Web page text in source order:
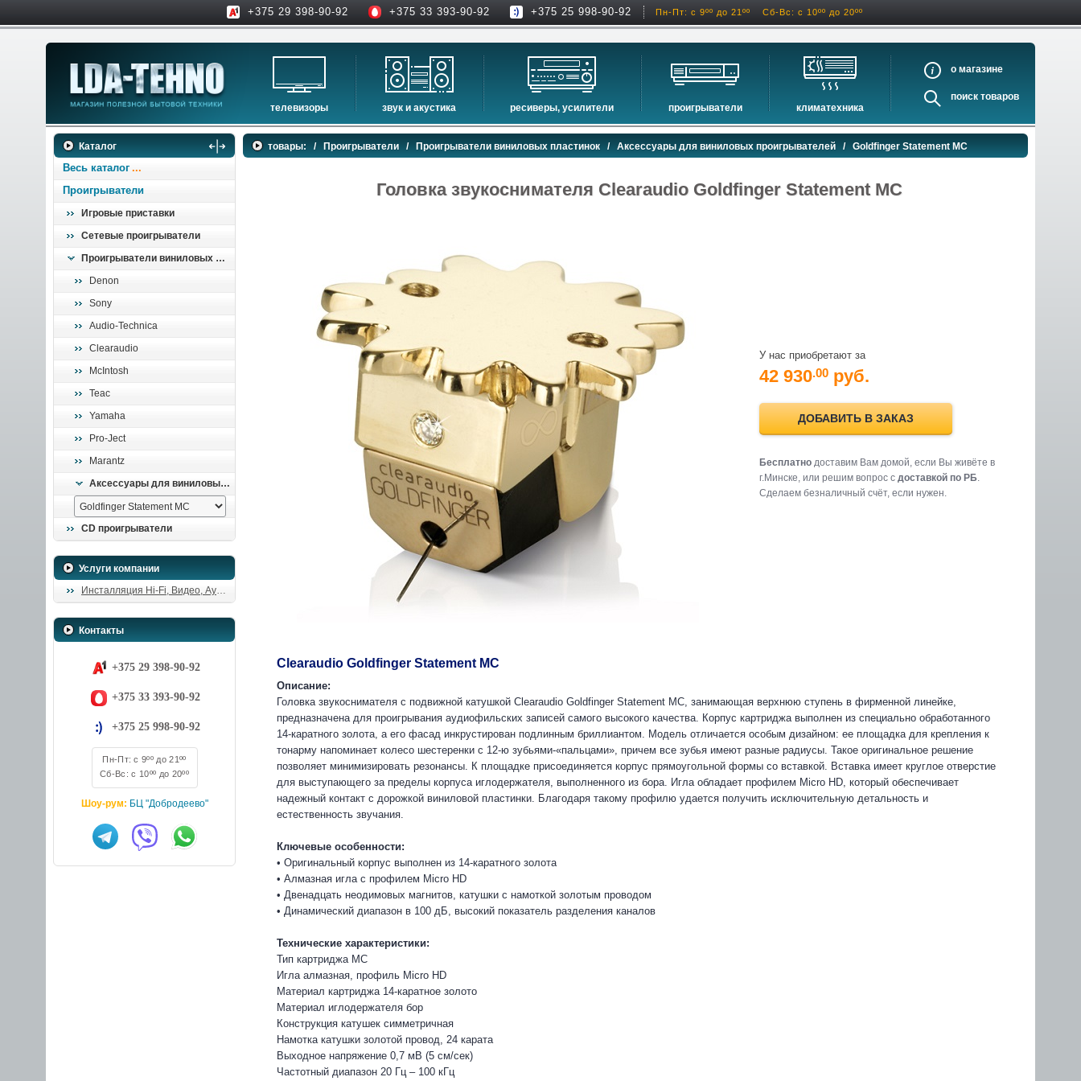
+375 29 398-90-92 +375 33 393-90-92 +375 25 998-90-92 Пн-Пт: с 9ºº до 21ºº Сб-Вс: с 10ºº до 20ºº
телевизоры
телевизоры
аксессуары для тв
звук и акустика
hi-fi акустика
музыкальные центры
стойки для акустики
звуковые проекторы
шумоизоляция
ресиверы, усилители
проекторы
экраны для проекторов
преобразователи, накопители и др.
проигрыватели
сетевые проигрыватели
проигрыватели виниловых дисков
blu-ray проигрыватели
климатехника
кондиционеры
очистители и увлажнители воздуха
о
поиск
Каталог
Весь каталог
Проигрыватели
Игровые приставки
Сетевые проигрыватели
Проигрыватели виниловых пластинок
Denon
Sony
Audio-Technica
Clearaudio
McIntosh
Teac
Yamaha
Pro-Ject
Marantz
Аксессуары для виниловых проигрывателей
CD проигрыватели
Услуги компании
Инсталляция Hi-Fi, Видео, Аудио
Контакты
+375 29 398-90-92
+375 33 393-90-92
+375 25 998-90-92
Пн-Пт: с 9ºº до 21ºº
Сб-Вс: с 10ºº до 20ºº
Шоу-рум: БЦ "Добродеево"
товары: / Проигрыватели / Проигрыватели виниловых пластинок / Аксессуары для виниловых проигрывателей / Goldfinger Statement MC
Головка звукоснимателя Clearaudio Goldfinger Statement MC
У нас приобретают за
42 930.00 руб.
ДОБАВИТЬ В ЗАКАЗ
Бесплатнодоставим Вам домой, если Вы живёте в
г.Минске, или решим вопрос с доставкой по РБ.
Cделаем безналичный счёт, если нужен.
Clearaudio Goldfinger Statement MC
Описание:
Головка звукоснимателя с подвижной катушкой Clearaudio Goldfinger Statement MC, занимающая верхнюю ступень в фирменной линейке,
предназначена для проигрывания аудиофильских записей самого высокого качества. Корпус картриджа выполнен из специально обработанного
14-каратного золота, а его фасад инкрустирован подлинным бриллиантом. Модель отличается особым дизайном: ее площадка для крепления к
тонарму напоминает колесо шестеренки с 12-ю зубьями-«пальцами», причем все зубья имеют разные радиусы. Такое оригинальное решение
позволяет минимизировать резонансы. К площадке присоединяется корпус прямоугольной формы со вставкой. Вставка имеет круглое отверстие
для выступающего за пределы корпуса иглодержателя, выполненного из бора. Игла обладает профилем Micro HD, который обеспечивает
надежный контакт с дорожкой виниловой пластинки. Благодаря такому профилю удается получить исключительную детальность и
естественность звучания.
Ключевые особенности:
• Оригинальный корпус выполнен из 14-каратного золота
• Алмазная игла с профилем Micro HD
• Двенадцать неодимовых магнитов, катушки с намоткой золотым проводом
• Динамический диапазон в 100 дБ, высокий показатель разделения каналов
Технические характеристики:
Тип картриджа MС
Игла алмазная, профиль Micro HD
Материал картриджа 14-каратное золото
Материал иглодержателя бор
Конструкция катушек симметричная
Намотка катушки золотой провод, 24 карата
Выходное напряжение 0,7 мВ (5 см/сек)
Частотный диапазон 20 Гц – 100 кГц